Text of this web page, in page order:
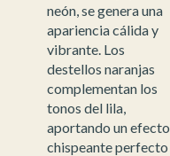
neón, se genera una
apariencia cálida y
vibrante. Los
destellos naranjas
complementan los
tonos del lila,
aportando un efecto
chispeante perfecto